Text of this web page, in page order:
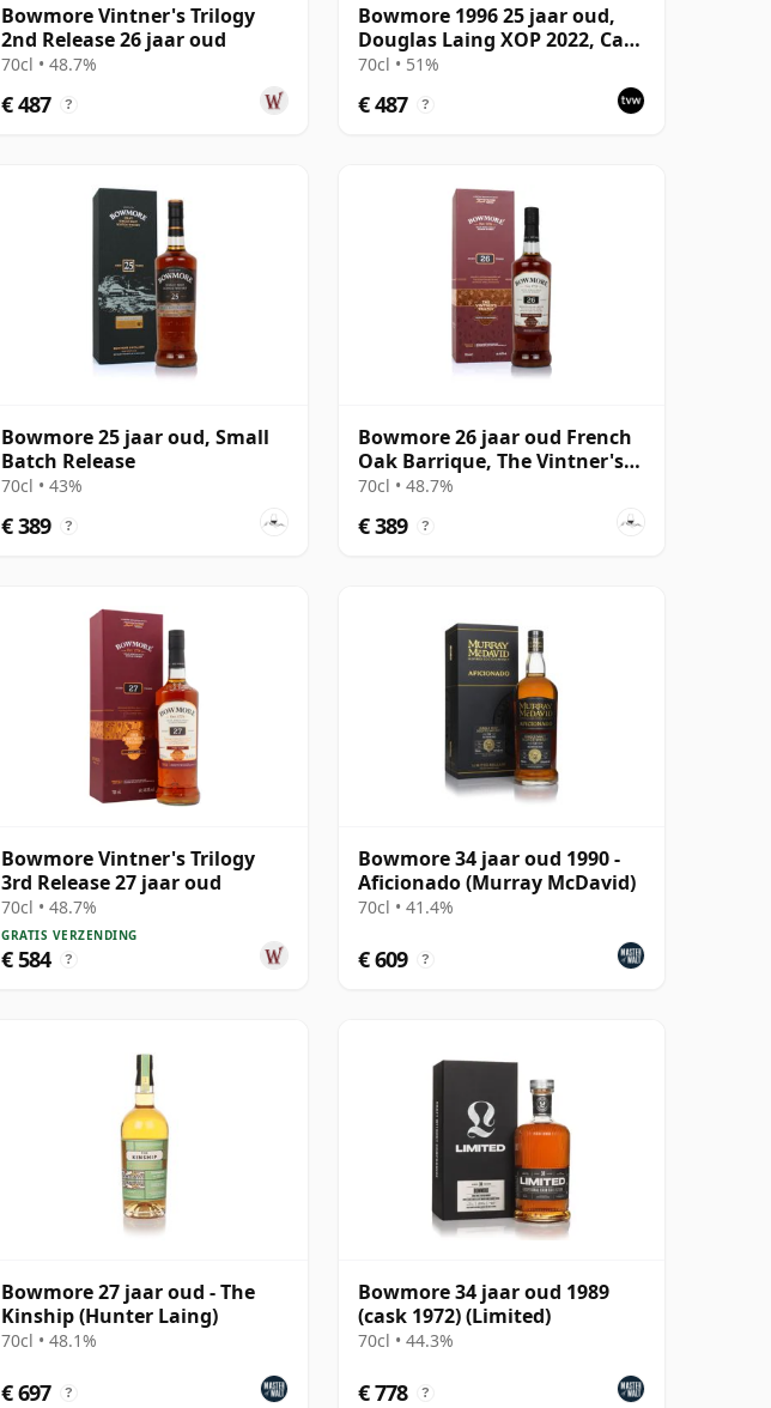
Bowmore Vintner's Trilogy
2nd Release 26 jaar oud
70cl • 48.7%
€ 487 ?
Bowmore 1996 25 jaar oud,
Douglas Laing XOP 2022, Cask
15647
70cl • 51%
€ 487 ?
Bowmore 25 jaar oud, Small
Batch Release
70cl • 43%
€ 389 ?
Bowmore 26 jaar oud French
Oak Barrique, The Vintner's
Trilogy
70cl • 48.7%
€ 389 ?
Bowmore Vintner's Trilogy
3rd Release 27 jaar oud
70cl • 48.7%
GRATIS VERZENDING
€ 584 ?
Bowmore 34 jaar oud 1990 -
Aficionado (Murray McDavid)
70cl • 41.4%
€ 609 ?
Bowmore 27 jaar oud - The
Kinship (Hunter Laing)
70cl • 48.1%
€ 697 ?
Bowmore 34 jaar oud 1989
(cask 1972) (Limited)
70cl • 44.3%
€ 778 ?